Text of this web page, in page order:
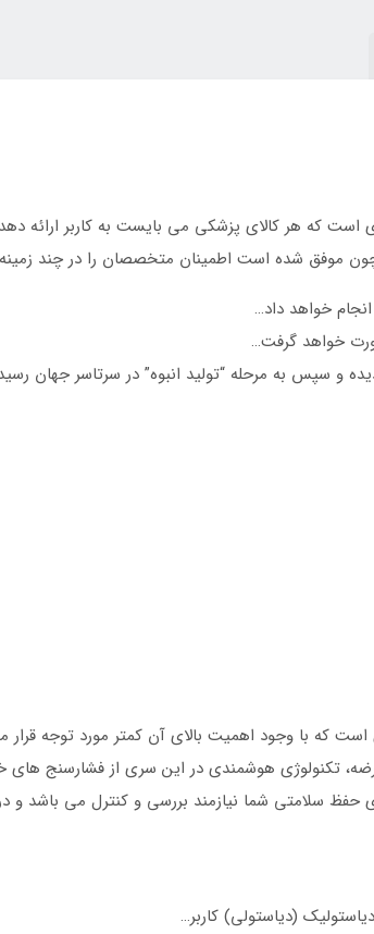
است که هر کالای پزشکی می بایست به کاربر ارائه
چون موفق شده است اطمینان متخصصان را در چند
خواهد داد…
خواهد گرفت…
و سپس به مرحله “تولید انبوه” در سرتاسر جهان
که با وجود اهمیت بالای آن کمتر مورد توجه قرار
تکنولوژی هوشمندی در این سری از فشارسنج
حفظ سلامتی شما نیازمند بررسی و کنترل می باشد و
(دیاستولی) کاربر…